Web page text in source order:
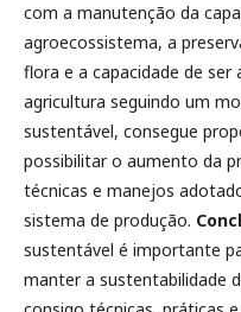
com a manutenção da
agroecossistema, a
flora e a capacidade de
agricultura seguindo um
sustentável, consegue
possibilitar o aumento da
técnicas e manejos
sistema de produção.
sustentável é importante
manter a sustentabilidade